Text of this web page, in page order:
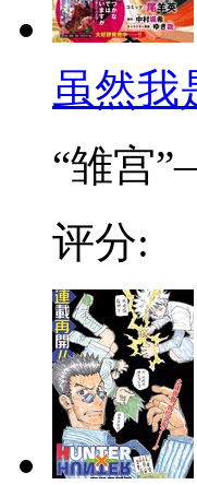
虽然我
“雏宫
评分: